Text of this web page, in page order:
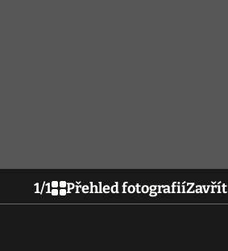
1/1 Přehled fotografiíZavřít